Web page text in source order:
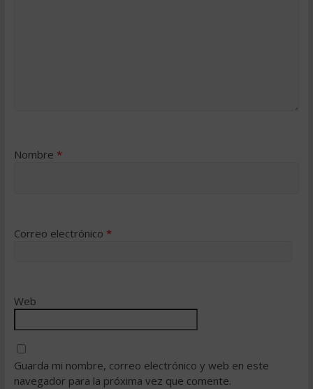
Nombre *
Correo electrónico *
Web
Guarda mi nombre, correo electrónico y web en este
navegador para la próxima vez que comente.